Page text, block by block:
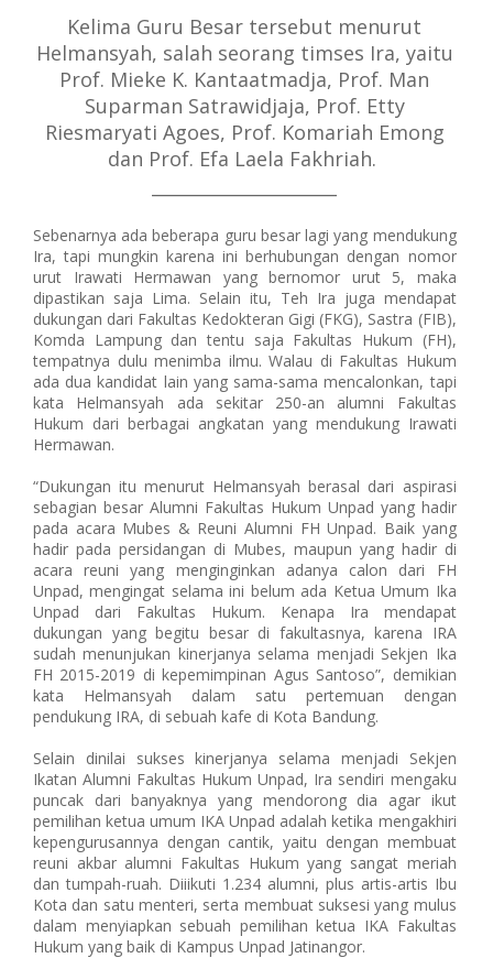
Kelima Guru Besar tersebut menurut
Helmansyah, salah seorang timses Ira, yaitu
Prof. Mieke K. Kantaatmadja, Prof. Man
Suparman Satrawidjaja, Prof. Etty
Riesmaryati Agoes, Prof. Komariah Emong
dan Prof. Efa Laela Fakhriah.
Sebenarnya ada beberapa guru besar lagi yang mendukung
Ira, tapi mungkin karena ini berhubungan dengan nomor
urut Irawati Hermawan yang bernomor urut 5, maka
dipastikan saja Lima. Selain itu, Teh Ira juga mendapat
dukungan dari Fakultas Kedokteran Gigi (FKG), Sastra (FIB),
Komda Lampung dan tentu saja Fakultas Hukum (FH),
tempatnya dulu menimba ilmu. Walau di Fakultas Hukum
ada dua kandidat lain yang sama-sama mencalonkan, tapi
kata Helmansyah ada sekitar 250-an alumni Fakultas
Hukum dari berbagai angkatan yang mendukung Irawati
Hermawan.
“Dukungan itu menurut Helmansyah berasal dari aspirasi
sebagian besar Alumni Fakultas Hukum Unpad yang hadir
pada acara Mubes & Reuni Alumni FH Unpad. Baik yang
hadir pada persidangan di Mubes, maupun yang hadir di
acara reuni yang menginginkan adanya calon dari FH
Unpad, mengingat selama ini belum ada Ketua Umum Ika
Unpad dari Fakultas Hukum. Kenapa Ira mendapat
dukungan yang begitu besar di fakultasnya, karena IRA
sudah menunjukan kinerjanya selama menjadi Sekjen Ika
FH 2015-2019 di kepemimpinan Agus Santoso”, demikian
kata Helmansyah dalam satu pertemuan dengan
pendukung IRA, di sebuah kafe di Kota Bandung.
Selain dinilai sukses kinerjanya selama menjadi Sekjen
Ikatan Alumni Fakultas Hukum Unpad, Ira sendiri mengaku
puncak dari banyaknya yang mendorong dia agar ikut
pemilihan ketua umum IKA Unpad adalah ketika mengakhiri
kepengurusannya dengan cantik, yaitu dengan membuat
reuni akbar alumni Fakultas Hukum yang sangat meriah
dan tumpah-ruah. Diiikuti 1.234 alumni, plus artis-artis Ibu
Kota dan satu menteri, serta membuat suksesi yang mulus
dalam menyiapkan sebuah pemilihan ketua IKA Fakultas
Hukum yang baik di Kampus Unpad Jatinangor.